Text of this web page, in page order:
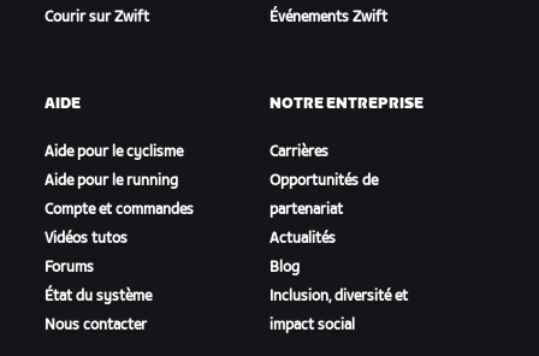
Courir sur Zwift
Événements Zwift
AIDE
Aide pour le cyclisme
Aide pour le running
Compte et commandes
Vidéos tutos
Forums
État du système
Nous contacter
NOTRE ENTREPRISE
Carrières
Opportunités de
partenariat
Actualités
Blog
Inclusion, diversité et
impact social